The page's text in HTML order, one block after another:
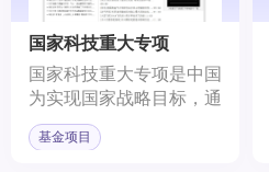
国家科技重大专项
国家科技重大专项是中国
为实现国家战略目标，通
过核心技术突破和资源集
成，在一定时限内完成的
基金项目